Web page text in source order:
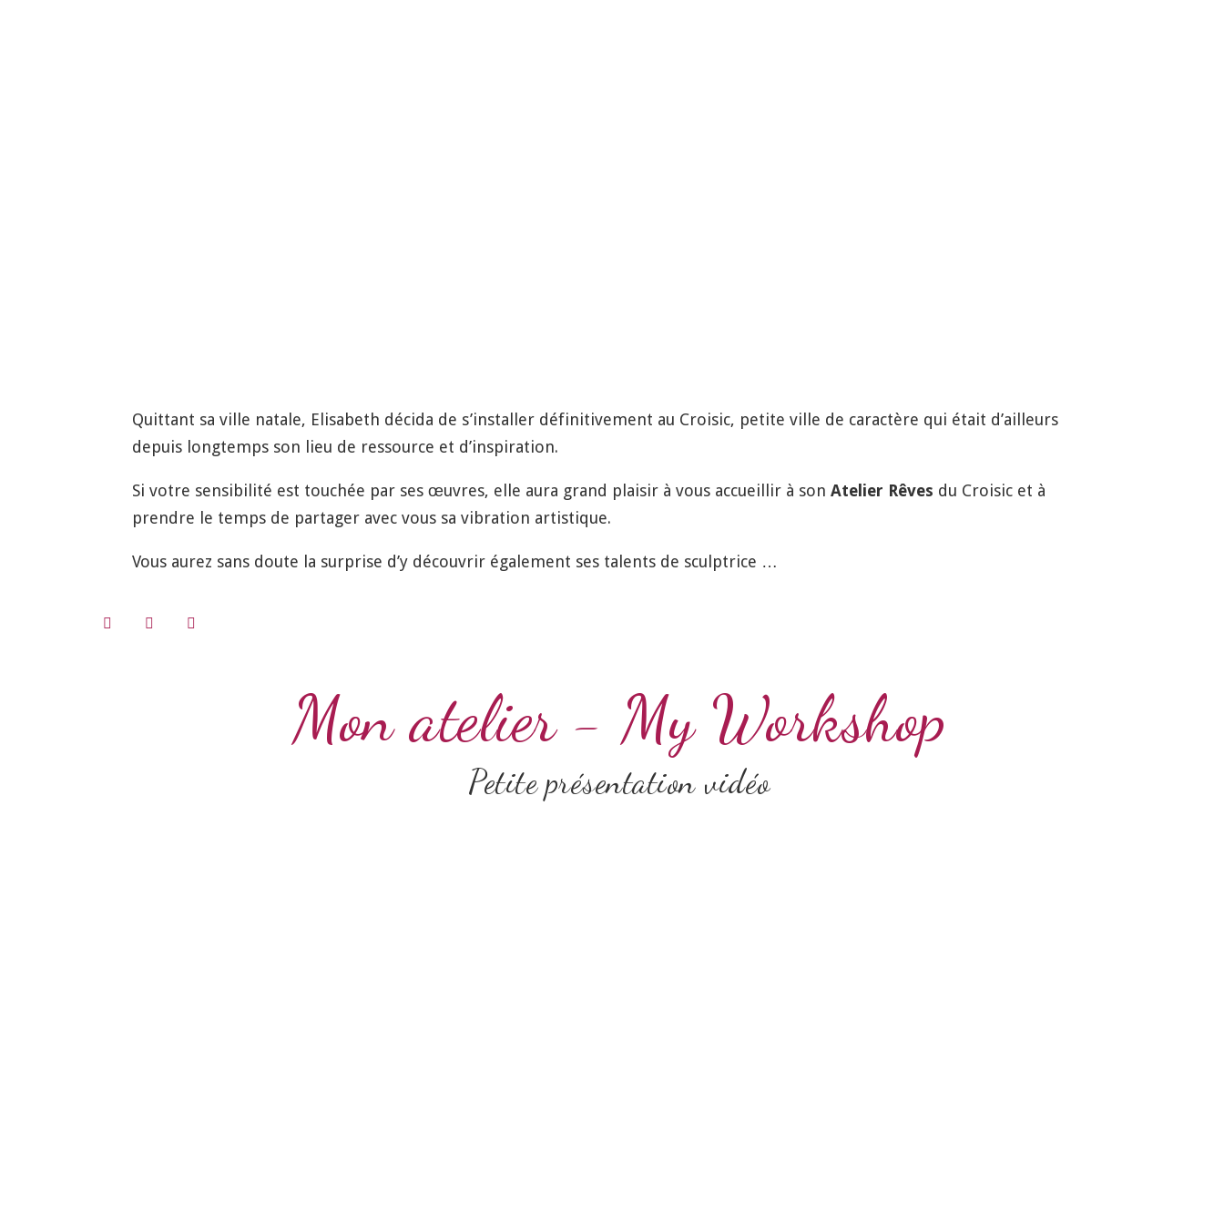
Quittant sa ville natale, Elisabeth décida de s’installer définitivement au Croisic, petite ville de caractère qui était d’ailleurs
depuis longtemps son lieu de ressource et d’inspiration.
Si votre sensibilité est touchée par ses œuvres, elle aura grand plaisir à vous accueillir à son Atelier Rêves du Croisic et à
prendre le temps de partager avec vous sa vibration artistique.
Vous aurez sans doute la surprise d’y découvrir également ses talents de sculptrice …
Mon atelier - My Workshop
Petite présentation vidéo